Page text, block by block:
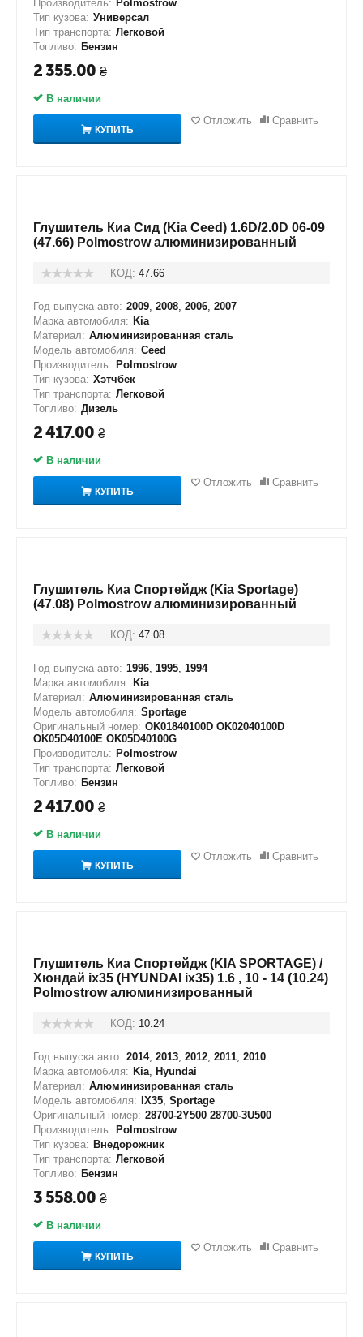
Производитель: Polmostrow
Тип кузова: Универсал
Тип транспорта: Легковой
Топливо: Бензин
2 355.00 ₴
В наличии
КУПИТЬ
Отложить Сравнить
Глушитель Киа Сид (Kia Ceed) 1.6D/2.0D 06-09
(47.66) Polmostrow алюминизированный
КОД: 47.66
Год выпуска авто: 2009, 2008, 2006, 2007
Марка автомобиля: Kia
Материал: Алюминизированная сталь
Модель автомобиля: Ceed
Производитель: Polmostrow
Тип кузова: Хэтчбек
Тип транспорта: Легковой
Топливо: Дизель
2 417.00 ₴
В наличии
КУПИТЬ
Отложить Сравнить
Глушитель Киа Спортейдж (Kia Sportage)
(47.08) Polmostrow алюминизированный
КОД: 47.08
Год выпуска авто: 1996, 1995, 1994
Марка автомобиля: Kia
Материал: Алюминизированная сталь
Модель автомобиля: Sportage
Оригинальный номер: OK01840100D OK02040100D
OK05D40100E OK05D40100G
Производитель: Polmostrow
Тип транспорта: Легковой
Топливо: Бензин
2 417.00 ₴
В наличии
КУПИТЬ
Отложить Сравнить
Глушитель Киа Спортейдж (KIA SPORTAGE) /
Хюндай ix35 (HYUNDAI ix35) 1.6 , 10 - 14 (10.24)
Polmostrow алюминизированный
КОД: 10.24
Год выпуска авто: 2014, 2013, 2012, 2011, 2010
Марка автомобиля: Kia, Hyundai
Материал: Алюминизированная сталь
Модель автомобиля:
IX35, Sportage
Оригинальный номер: 28700-2Y500 28700-3U500
Производитель: Polmostrow
Тип кузова: Внедорожник
Тип транспорта: Легковой
Топливо: Бензин
3 558.00 ₴
В наличии
КУПИТЬ
Отложить Сравнить